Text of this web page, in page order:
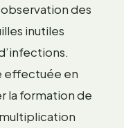
des
inutiles
effectuée en
la formation de